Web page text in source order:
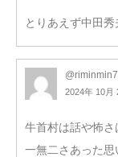
とりあえず中田秀
2024年 10月
牛首村は話や怖
一無二さあった思